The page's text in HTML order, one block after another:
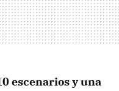
escenariosy una